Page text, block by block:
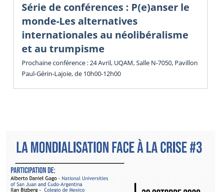
Série de conférences : P(e)anser le
monde-Les alternatives
internationales au néolibéralisme
et au trumpisme
Prochaine conférence : 24 Avril, UQAM, Salle N-7050, Pavillon
Paul-Gérin-Lajoie, de 10h00-12h00